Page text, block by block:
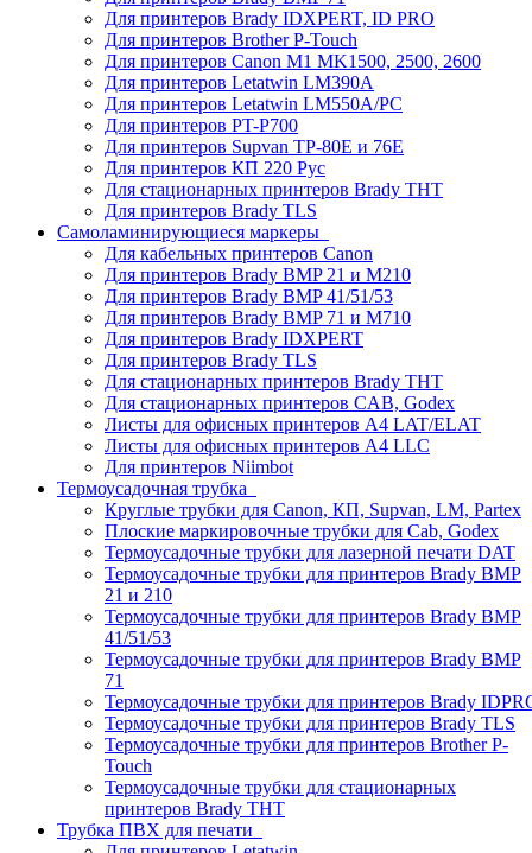
Для принтеров Brady IDXPERT, ID PRO
Для принтеров Brother P-Touch
Для принтеров Canon M1 MK1500, 2500, 2600
Для принтеров Letatwin LM390A
Для принтеров Letatwin LM550A/PC
Для принтеров PT-P700
Для принтеров Supvan TP-80E и 76E
Для принтеров КП 220 Рус
Для стационарных принтеров Brady THT
Для принтеров Brady TLS
Самоламинирующиеся маркеры
Для кабельных принтеров Canon
Для принтеров Brady BMP 21 и M210
Для принтеров Brady BMP 41/51/53
Для принтеров Brady BMP 71 и M710
Для принтеров Brady IDXPERT
Для принтеров Brady TLS
Для стационарных принтеров Brady THT
Для стационарных принтеров CAB, Godex
Листы для офисных принтеров А4 LAT/ELAT
Листы для офисных принтеров А4 LLC
Для принтеров Niimbot
Термоусадочная трубка
Круглые трубки для Canon, КП, Supvan, LM, Partex
Плоские маркировочные трубки для Cab, Godex
Термоусадочные трубки для лазерной печати DAT
Термоусадочные трубки для принтеров Brady BMP
21 и 210
Термоусадочные трубки для принтеров Brady BMP
41/51/53
Термоусадочные трубки для принтеров Brady BMP
71
Термоусадочные трубки для принтеров Brady
Термоусадочные трубки для принтеров Brady TLS
Термоусадочные трубки для принтеров Brother P-
Touch
Термоусадочные трубки для стационарных
принтеров Brady THT
Трубка ПВХ для печати